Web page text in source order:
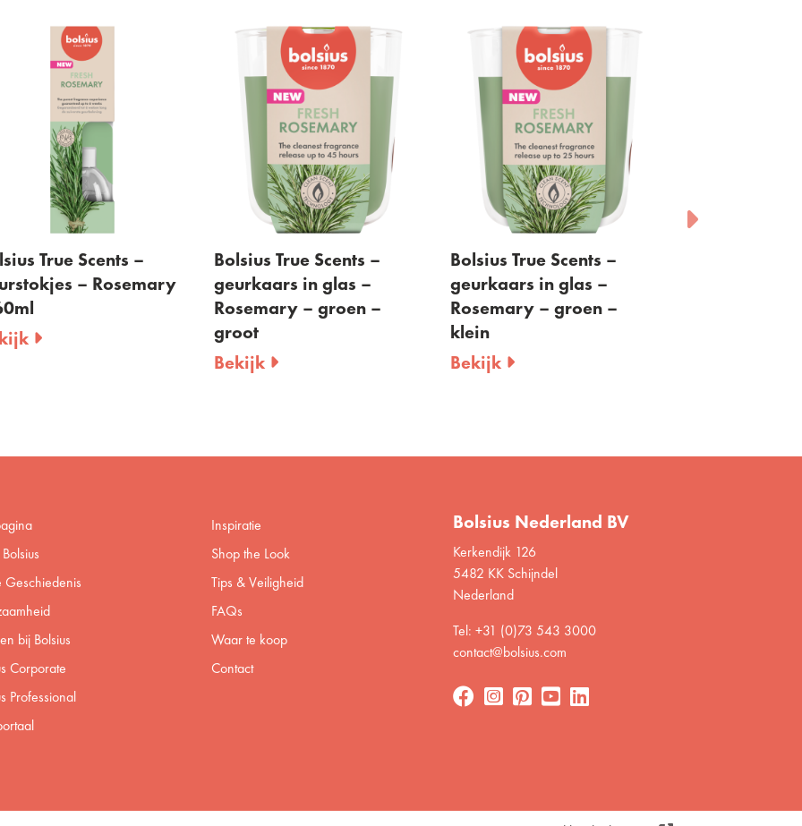
True Scents –
– Rosemary
Bolsius True Scents –
geurkaars in glas –
Rosemary – groen –
groot
Bekijk
Bolsius True Scents –
geurkaars in glas –
Rosemary – groen –
klein
Bekijk
bij Bolsius
Corporate
Professional
Inspiratie
Shop the Look
Tips & Veiligheid
FAQs
Waar te koop
Contact
Bolsius Nederland BV
Kerkendijk 126
5482 KK Schijndel
Nederland
Tel: +31 (0)73 543 3000
contact@bolsius.com